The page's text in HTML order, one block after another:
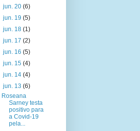
jun. 20 (6)
jun. 19 (5)
jun. 18 (1)
jun. 17 (2)
jun. 16 (5)
jun. 15 (4)
jun. 14 (4)
jun. 13 (6)
Roseana
Sarney testa
positivo para
a Covid-19
pela...